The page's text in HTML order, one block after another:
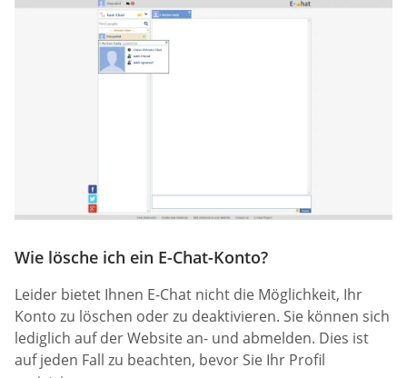
Wie lösche ich ein E-Chat-Konto?
Leider bietet Ihnen E-Chat nicht die Möglichkeit, Ihr
Konto zu löschen oder zu deaktivieren. Sie können sich
lediglich auf der Website an- und abmelden. Dies ist
auf jeden Fall zu beachten, bevor Sie Ihr Profil